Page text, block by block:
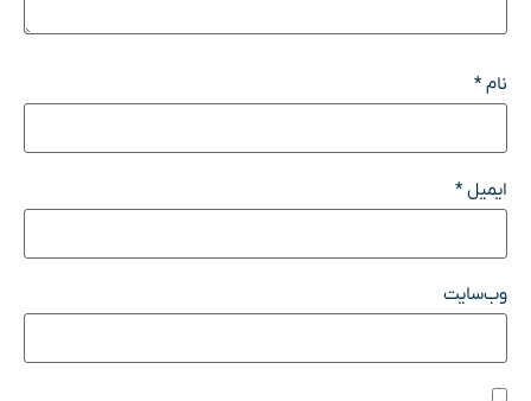
نام*
ایمیل*
وب‌سایت